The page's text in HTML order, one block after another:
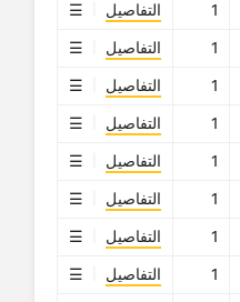
1
التفاصيل
1
التفاصيل
1
التفاصيل
1
التفاصيل
1
التفاصيل
1
التفاصيل
1
التفاصيل
1
التفاصيل